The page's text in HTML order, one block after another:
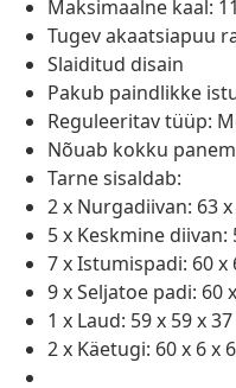
Maksimaalne kaal:
Tugev akaatsiapuu
Slaiditud disain
Pakub paindlikke
Reguleeritav tüüp:
Nõuab kokku
Tarne sisaldab:
2 x Nurgadiivan: 63 x
5 x Keskmine diivan:
7 x Istumispadi: 60 x
9 x Seljatoe padi: 60
1 x Laud: 59 x 59 x
2 x Käetugi: 60 x 6 x